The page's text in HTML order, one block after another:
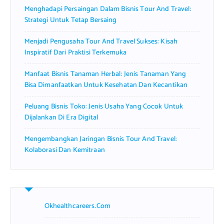
:Menghadapi Persaingan Dalam Bisnis Tour And Travel:
Strategi Untuk Tetap Bersaing
Menjadi Pengusaha Tour And Travel Sukses: Kisah
Inspiratif Dari Praktisi Terkemuka
Manfaat Bisnis Tanaman Herbal: Jenis Tanaman Yang
Bisa Dimanfaatkan Untuk Kesehatan Dan Kecantikan
Peluang Bisnis Toko: Jenis Usaha Yang Cocok Untuk
Dijalankan Di Era Digital
Mengembangkan Jaringan Bisnis Tour And Travel:
Kolaborasi Dan Kemitraan
Okhealthcareers.com